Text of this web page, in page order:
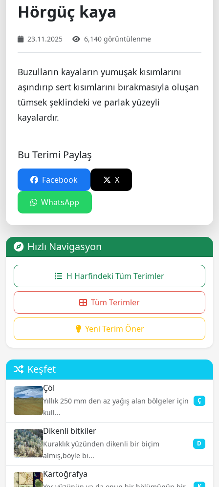
Hörgüç kaya
23.11.2025 6,140 görüntülenme
Buzulların kayaların yumuşak kısımlarını
aşındırıp sert kısımlarını bırakmasıyla oluşan
tümsek şeklindeki ve parlak yüzeyli
kayalardır.
Bu Terimi Paylaş
Facebook X
WhatsApp
Hızlı Navigasyon
H Harfindeki Tüm Terimler
Tüm Terimler
Yeni Terim Öner
Keşfet
Çöl
Yıllık 250 mm den az yağış alan bölgeler için
kull...
Ç
Dikenli bitkiler
Kuraklık yüzünden dikenli bir biçim
almış,böyle bi...
D
Kartoğrafya